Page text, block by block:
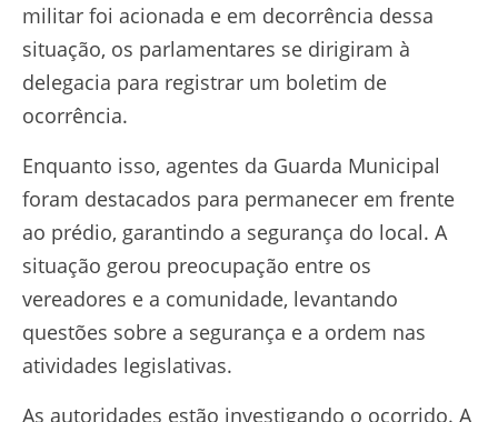
militar foi acionada e em decorrência dessa
situação, os parlamentares se dirigiram à
delegacia para registrar um boletim de
ocorrência.
Enquanto isso, agentes da Guarda Municipal
foram destacados para permanecer em frente
ao prédio, garantindo a segurança do local. A
situação gerou preocupação entre os
vereadores e a comunidade, levantando
questões sobre a segurança e a ordem nas
atividades legislativas.
As autoridades estão investigando o ocorrido. A